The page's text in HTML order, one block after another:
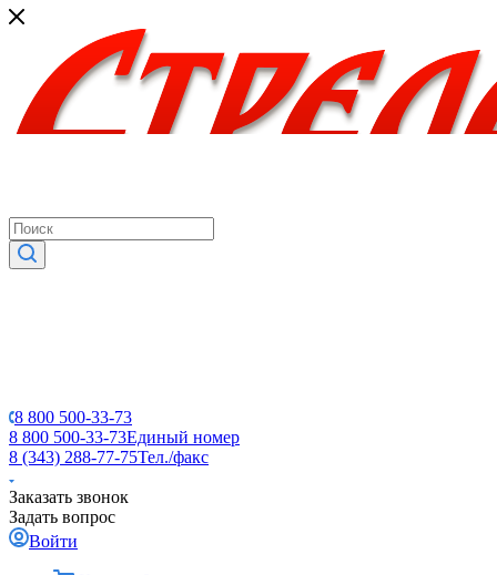
8 800 500-33-73
8 800 500-33-73Единый номер
8 (343) 288-77-75Тел./факс
Заказать звонок
Задать вопрос
Войти